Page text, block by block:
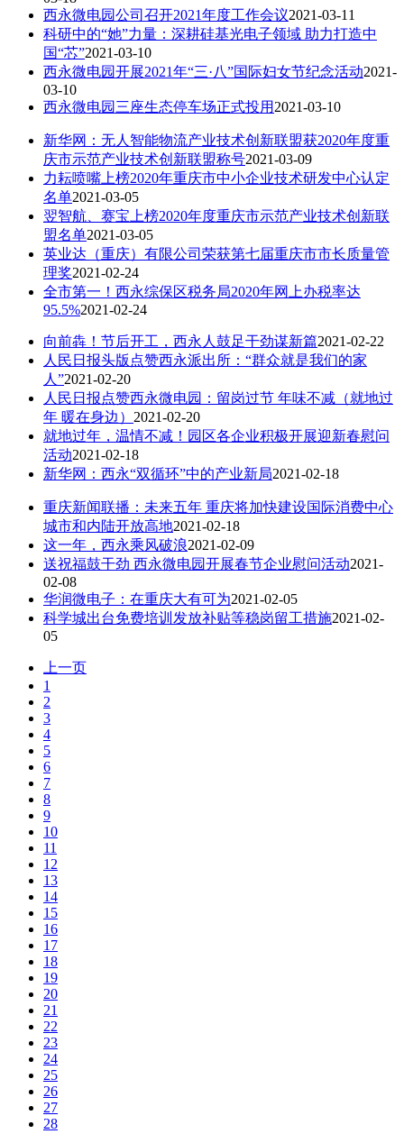
西永微电园公司召开2021年度工作会议2021-03-11
科研中的“她”力量：深耕硅基光电子领域 助力打造中
国“芯”2021-03-10
西永微电园开展2021年“三·八”国际妇女节纪念活动2021-
03-10
西永微电园三座生态停车场正式投用 2021-03-10
新华网：无人智能物流产业技术创新联盟获2020年度重
庆市示范产业技术创新联盟称号2021-03-09
力耘喷嘴上榜2020年重庆市中小企业技术研发中心认定
名单2021-03-05
翌智航、赛宝上榜2020年度重庆市示范产业技术创新联
盟名单2021-03-05
英业达（重庆）有限公司荣获第七届重庆市市长质量管
理奖2021-02-24
全市第一！西永综保区税务局2020年网上办税率达
95.5%2021-02-24
向前犇！节后开工，西永人鼓足干劲谋新篇2021-02-22
人民日报头版点赞西永派出所：“群众就是我们的家
人”2021-02-20
人民日报点赞西永微电园：留岗过节 年味不减（就地过
年 暖在身边） 2021-02-20
就地过年，温情不减！园区各企业积极开展迎新春慰问
活动2021-02-18
新华网：西永“双循环”中的产业新局2021-02-18
重庆新闻联播：未来五年 重庆将加快建设国际消费中心
城市和内陆开放高地2021-02-18
这一年，西永乘风破浪2021-02-09
送祝福鼓干劲 西永微电园开展春节企业慰问活动2021-
02-08
华润微电子：在重庆大有可为2021-02-05
科学城出台免费培训发放补贴等稳岗留工措施2021-02-
05
上一页
1
2
3
4
5
6
7
8
9
10
11
12
13
14
15
16
17
18
19
20
21
22
23
24
25
26
27
28